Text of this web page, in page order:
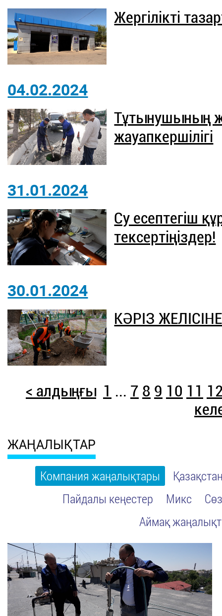
Жергілікті
04.02.2024
Тұтынушының
жауапкершілігі
31.01.2024
Су есептегіш
тексертіңіздер!
30.01.2024
КӘРІЗ
< алдыңғы 1 ... 7 8 9 10 11
ЖАҢАЛЫҚТАР
Компания жаңалықтары
Пайдалы кеңестер
Микс
Аймақ